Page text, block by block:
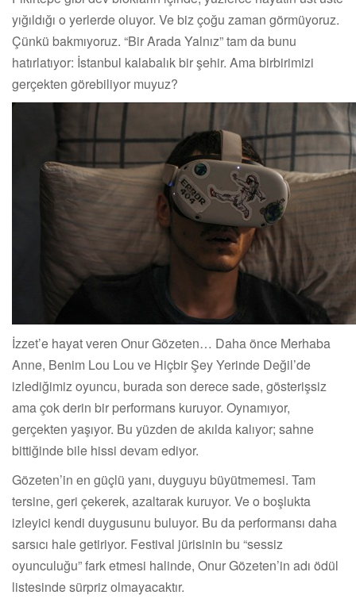
yığıldığı o yerlerde oluyor. Ve biz çoğu zaman görmüyoruz.
Çünkü bakmıyoruz. “Bir Arada Yalnız” tam da bunu
hatırlatıyor: İstanbul kalabalık bir şehir. Ama birbirimizi
gerçekten görebiliyor muyuz?
İzzet’e hayat veren Onur Gözeten… Daha önce Merhaba
Anne, Benim Lou Lou ve Hiçbir Şey Yerinde Değil’de
izlediğimiz oyuncu, burada son derece sade, gösterişsiz
ama çok derin bir performans kuruyor. Oynamıyor,
gerçekten yaşıyor. Bu yüzden de akılda kalıyor; sahne
bittiğinde bile hissi devam ediyor.
Gözeten’in en güçlü yanı, duyguyu büyütmemesi. Tam
tersine, geri çekerek, azaltarak kuruyor. Ve o boşlukta
izleyici kendi duygusunu buluyor. Bu da performansı daha
sarsıcı hale getiriyor. Festival jürisinin bu “sessiz
oyunculuğu” fark etmesi halinde, Onur Gözeten’in adı ödül
listesinde sürpriz olmayacaktır.